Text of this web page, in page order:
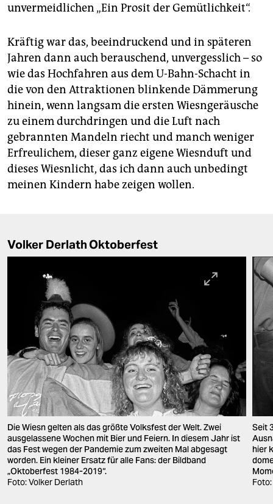
unvermeidlichen „Ein Prosit der Gemütlichkeit“.
Kräftig war das, beeindruckend und in späteren
Jahren dann auch berauschend, unvergesslich – so
wie das Hochfahren aus dem U-Bahn-Schacht in
die von den Attraktionen blinkende Dämmerung
hinein, wenn langsam die ersten Wiesngeräusche
zu einem durchdringen und die Luft nach
gebrannten Mandeln riecht und manch weniger
Erfreulichem, dieser ganz eigene Wiesnduft und
dieses Wiesnlicht, das ich dann auch unbedingt
meinen Kindern habe zeigen wollen.
Volker Derlath Oktoberfest
Die Wiesn gelten als das größte Volksfest der Welt. Zwei
ausgelassene Wochen mit Bier und Feiern. In diesem Jahr ist
das Fest wegen der Pandemie zum zweiten Mal abgesagt
worden. Ein kleiner Ersatz für alle Fans:­ der Bildband
„Oktoberfest 1984-2019“.
Foto: Volker Derlath
Seit
hier